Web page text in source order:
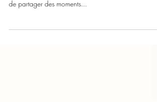
Les réseaux sociaux jouent un rôle essentiel dans notre